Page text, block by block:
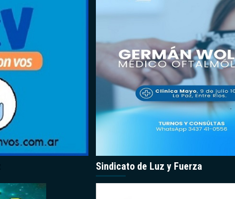
Sindicato de Luz y Fuerza